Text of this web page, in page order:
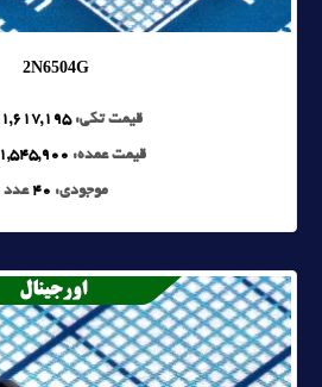
2N6504G
قیمت تکی:1,617,195
قیمت عمده: 1,545,900
موجودی: 40 عدد